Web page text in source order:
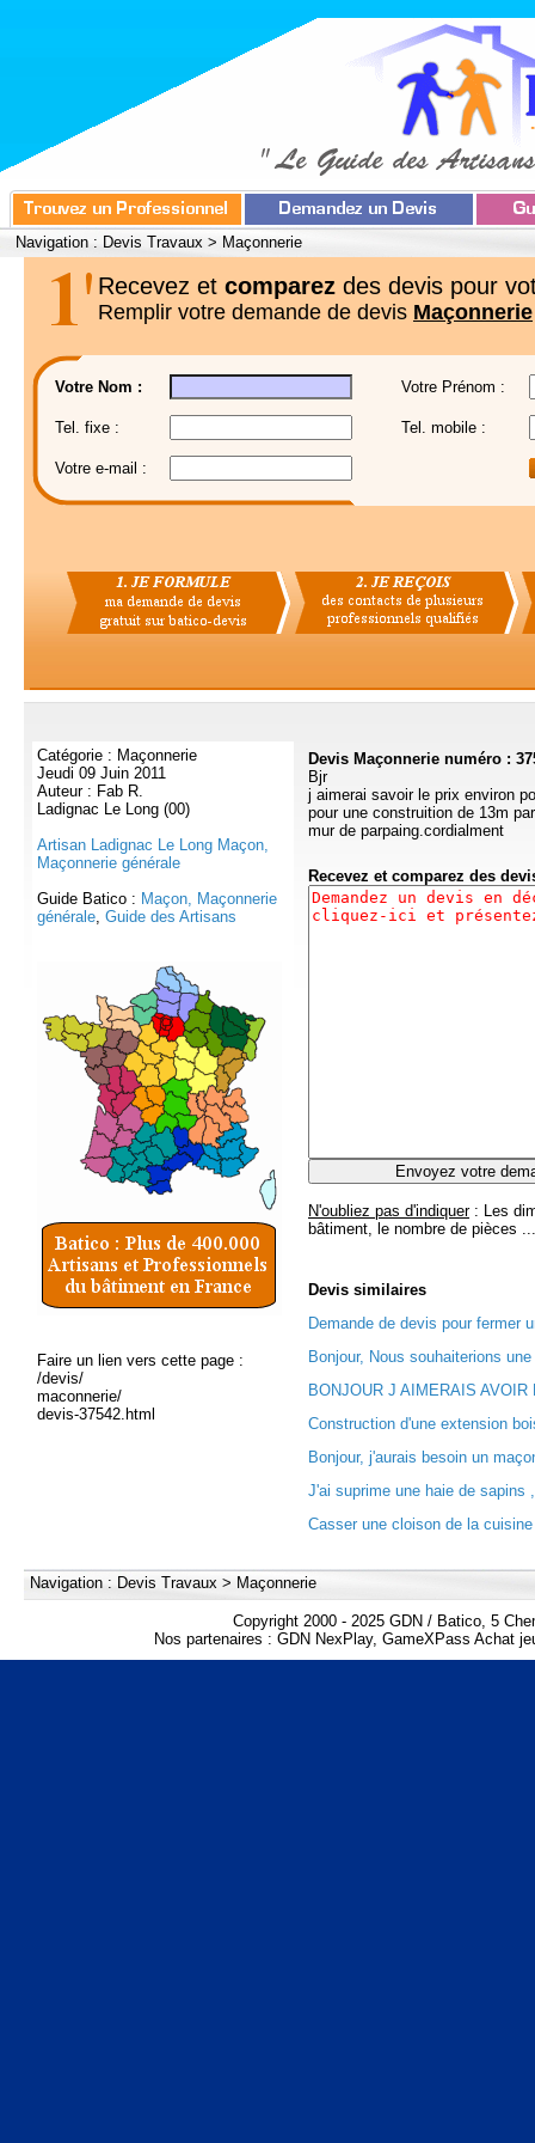
Navigation : Devis Travaux > Maçonnerie
Recevez et comparez des devis pour
Remplir votre demande de devis Maçonnerie
Votre Nom : Votre Prénom :
Tel. fixe : Tel. mobile :
Votre e-mail :
Catégorie : Maçonnerie
Jeudi 09 Juin 2011
Auteur : Fab R.
Ladignac Le Long (00)
Artisan Ladignac Le Long Maçon,
Maçonnerie générale
Guide Batico : Maçon, Maçonnerie
générale, Guide des Artisans
Faire un lien vers cette page :
/devis/
maconnerie/
devis-37542.html
Devis Maçonnerie numéro :
Bjr
j aimerai savoir le prix environ
pour une construition de 13m
mur de parpaing.cordialment
Recevez et comparez des
N'oubliez pas d'indiquer: Les
bâtiment, le nombre de pièces ...
Devis similaires
Demande de devis pour fermer
Bonjour, Nous souhaiterions
BONJOUR J AIMERAIS
Construction d'une extension
Bonjour, j'aurais besoin un
J'ai suprime une haie de sapins
Casser une cloison de la
Navigation : Devis Travaux > Maçonnerie
Copyright 2000 - 2025 GDN / Batico, 5
Nos partenaires : GDN NexPlay, GameXPass Achat